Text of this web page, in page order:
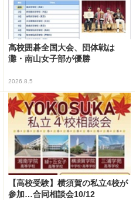
高校囲碁全国大会、団体戦は
灘・南山女子部が優勝
2026.8.5
【高校受験】横須賀の私立4校が
参加…合同相談会10/12